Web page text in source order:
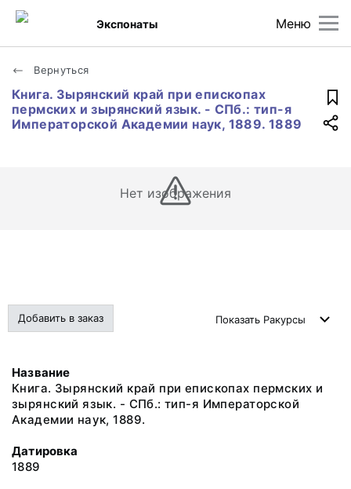
Меню
Экспонаты
Вернуться
Книга. Зырянский край при епископах
пермских и зырянский язык. - СПб.: тип-я
Императорской Академии наук, 1889. 1889
Нет изображения
Добавить в заказ Показать Ракурсы
Название
Книга. Зырянский край при епископах пермских и
зырянский язык. - СПб.: тип-я Императорской
Академии наук, 1889.
Датировка
1889